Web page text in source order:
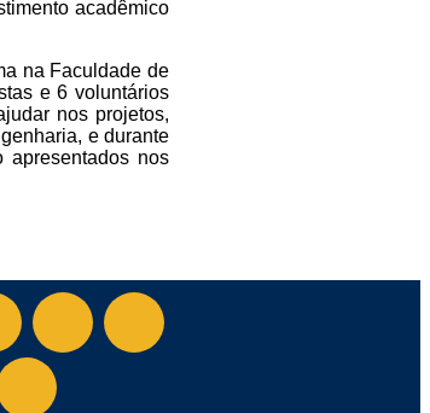
acadêmico
na Faculdade de
e 6 voluntários
nos projetos,
e durante
apresentados nos